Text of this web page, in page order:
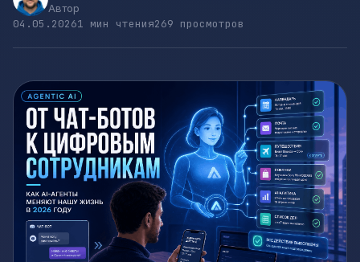
Автор
04.05.20261 мин чтения269 просмотров